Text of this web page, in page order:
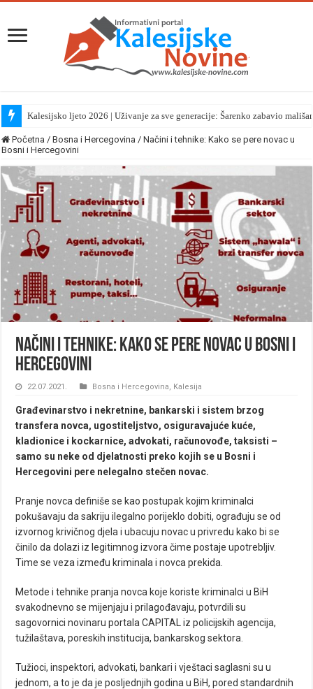
Kalesijsko ljeto 2026 | Uživanje za sve generacije: Šarenko zabavio
Početna / Bosna i Hercegovina / Načini i tehnike: Kako se pere novac u
Bosni i Hercegovini
Načini i tehnike: Kako se pere novac u Bosni i
Hercegovini
22.07.2021. Bosna i Hercegovina, Kalesija
Građevinarstvo i nekretnine, bankarski i sistem brzog
transfera novca, ugostiteljstvo, osiguravajuće kuće,
kladionice i kockarnice, advokati, računovođe, taksisti –
samo su neke od djelatnosti preko kojih se u Bosni i
Hercegovini pere nelegalno stečen novac.
Pranje novca definiše se kao postupak kojim kriminalci
pokušavaju da sakriju ilegalno porijeklo dobiti, ograđuju se od
izvornog krivičnog djela i ubacuju novac u privredu kako bi se
činilo da dolazi iz legitimnog izvora čime postaje upotrebljiv.
Time se veza između kriminala i novca prekida.
Metode i tehnike pranja novca koje koriste kriminalci u BiH
svakodnevno se mijenjaju i prilagođavaju, potvrdili su
sagovornici novinaru portalaCAPITALiz policijskih agencija,
tužilaštava, poreskih institucija, bankarskog sektora.
Tužioci, inspektori, advokati, bankari i vještaci saglasni su u
jednom, a to je da je posljednjih godina u BiH, pored standardnih